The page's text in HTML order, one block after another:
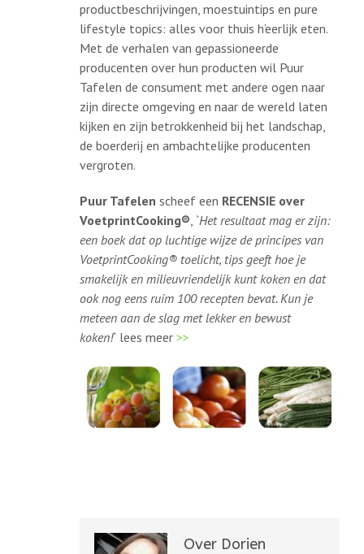
productbeschrijvingen, moestuintips en pure
lifestyle topics: alles voor thuis h’eerlijk eten.
Met de verhalen van gepassioneerde
producenten over hun producten wil Puur
Tafelen de consument met andere ogen naar
zijn directe omgeving en naar de wereld laten
kijken en zijn betrokkenheid bij het landschap,
de boerderij en ambachtelijke producenten
vergroten.
Puur Tafelen scheef een RECENSIE over
VoetprintCooking®, `Het resultaat mag er zijn:
een boek dat op luchtige wijze de principes van
VoetprintCooking® toelicht, tips geeft hoe je
smakelijk en milieuvriendelijk kunt koken en dat
ook nog eens ruim 100 recepten bevat. Kun je
meteen aan de slag met lekker en bewust
koken!` lees meer >>
Over Dorien